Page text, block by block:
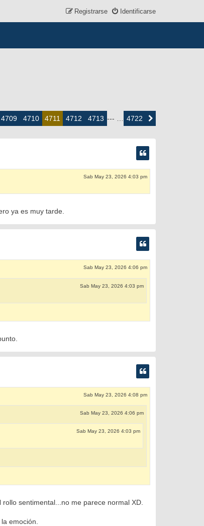
Identificarse
Registrarse
4709 4710 4711 4712 4713 --- … 4722Siguiente
Sab May 23, 2026 4:03 pm
ya es muy tarde.
Sab May 23, 2026 4:06 pm
Sab May 23, 2026 4:03 pm
Sab May 23, 2026 4:08 pm
Sab May 23, 2026 4:06 pm
Sab May 23, 2026 4:03 pm
sentimental...no me parece normal XD.
emoción.